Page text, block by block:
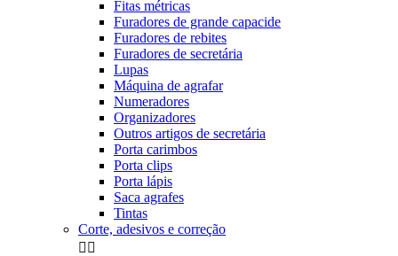
Fitas métricas
Furadores de grande capacide
Furadores de rebites
Furadores de secretária
Lupas
Máquina de agrafar
Numeradores
Organizadores
Outros artigos de secretária
Porta carimbos
Porta clips
Porta lápis
Saca agrafes
Tintas
Corte, adesivos e correção
 